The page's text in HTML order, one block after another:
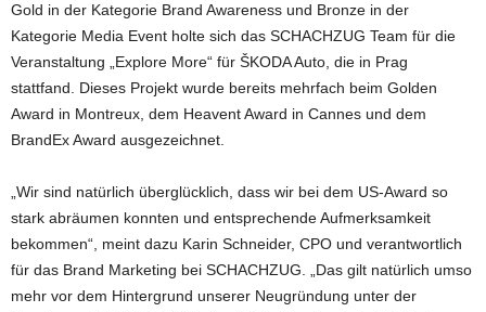
Gold in der Kategorie Brand Awareness und Bronze in der
Kategorie Media Event holte sich das SCHACHZUG Team für die
Veranstaltung „Explore More“ für ŠKODA Auto, die in Prag
stattfand. Dieses Projekt wurde bereits mehrfach beim Golden
Award in Montreux, dem Heavent Award in Cannes und dem
BrandEx Award ausgezeichnet.
„Wir sind natürlich überglücklich, dass wir bei dem US-Award so
stark abräumen konnten und entsprechende Aufmerksamkeit
bekommen“, meint dazu Karin Schneider, CPO und verantwortlich
für das Brand Marketing bei SCHACHZUG. „Das gilt natürlich umso
mehr vor dem Hintergrund unserer Neugründung unter der